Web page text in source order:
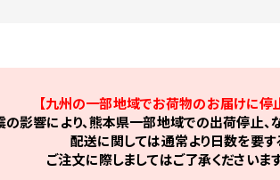
【九州の一部地域でお荷物のお届けに停
影響により、熊本県一部地域での出荷停止、
配送に関しては通常より日数を要す
ご注文に際しましてはご了承くださいま